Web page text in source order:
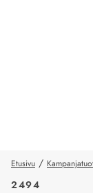
Etusivu /
2494